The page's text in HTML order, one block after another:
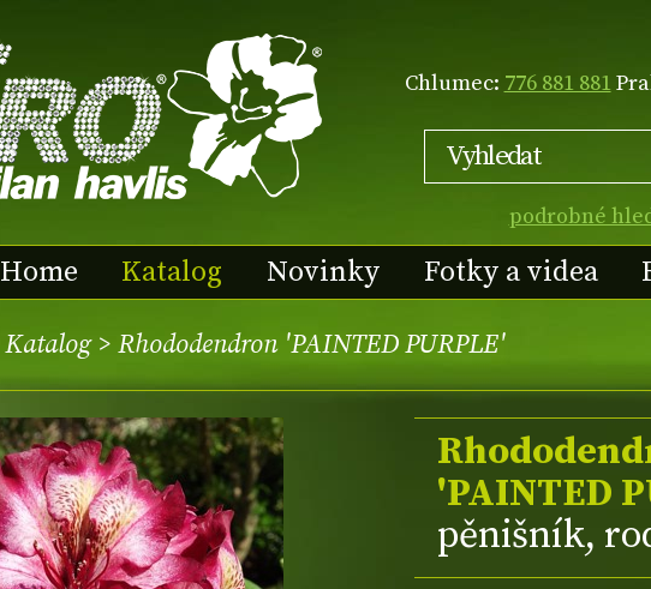
Chlumec: 776 881 881
podrobné
Home Katalog Novinky Fotky a videa
Katalog> Rhododendron 'PAINTED PURPLE'
'PAINTED
pěnišník,